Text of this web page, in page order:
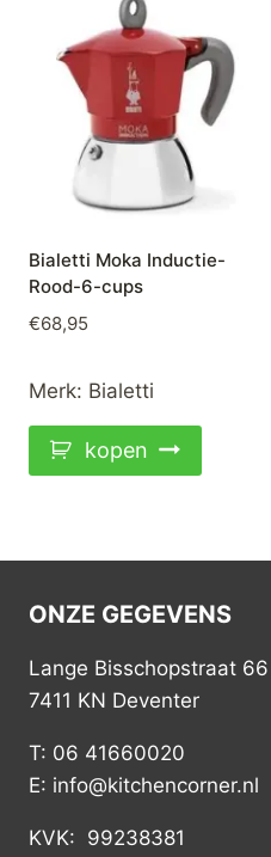
Bialetti Moka Inductie-
Rood-6-cups
€68,95
Merk: Bialetti
kopen
ONZE GEGEVENS
Lange Bisschopstraat 66
7411 KN Deventer
T: 06 41660020
E: info@kitchencorner.nl
KVK: 99238381